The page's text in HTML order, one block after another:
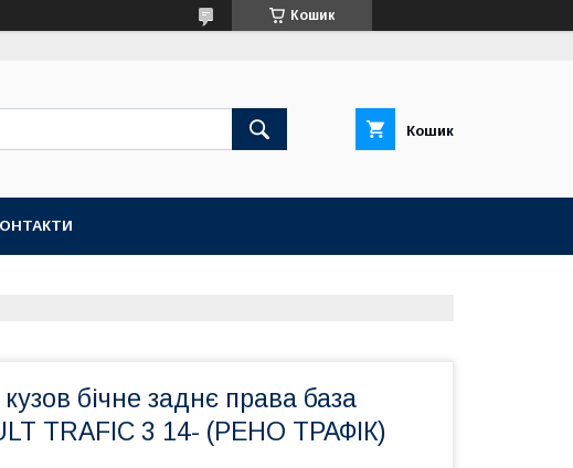
Кошик
Кошик
бічне заднє права база
TRAFIC 3 14- (РЕНО ТРАФІК)